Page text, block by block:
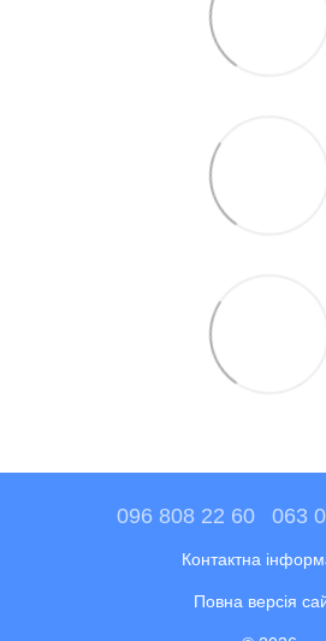
096 808 22 60 063
Контактна
Повна версія